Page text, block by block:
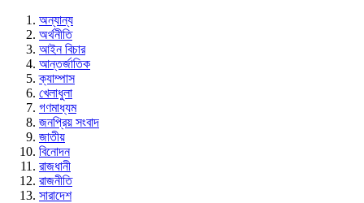
অন্যান্য
অর্থনীতি
আইন বিচার
আন্তর্জাতিক
ক্যাম্পাস
খেলাধুলা
গণমাধ্যম
জনপ্রিয় সংবাদ
জাতীয়
বিনোদন
রাজধানী
রাজনীতি
সারাদেশ